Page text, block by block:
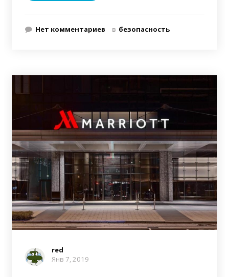
Нет комментариев в безопасность
red
Янв 7, 2019